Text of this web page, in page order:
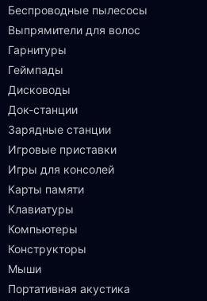
Беспроводные пылесосы
Выпрямители для волос
Гарнитуры
Геймпады
Дисководы
Док-станции
Зарядные станции
Игровые приставки
Игры для консолей
Карты памяти
Клавиатуры
Компьютеры
Конструкторы
Мыши
Портативная акустика